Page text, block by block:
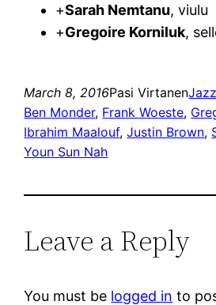
+Sarah Nemtanu, viulu
+Gregoire Korniluk,
March 8, 2016Pasi Virtanen
Ben Monder, Frank Woeste,
Ibrahim Maalouf, Justin Brown,
Youn Sun Nah
Leave a Reply
You must be logged in to